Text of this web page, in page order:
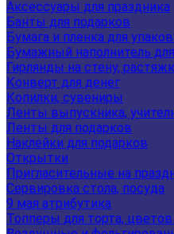
Аксессуары для праздника
Банты для подарков
Бумага и пленка для
Бумажный наполнитель
Гирлянды на стену,
Конверт для денег
Копилки, сувениры
Ленты выпускника,
Ленты для подарков
Наклейки для подарков
Открытки
Пригласительные на
Сервировка стола, посуда
9 мая атрибутика
Топперы для торта,